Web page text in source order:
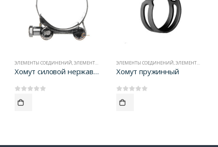
ЭЛЕМЕНТЫ СОЕДИНЕНИЙ,ЭЛЕМЕНТЫ СОЕДИНЕНИЯ
Хомут силовой нержавеющий W2
ЭЛЕМЕНТЫ СОЕДИНЕНИЙ,ЭЛЕМЕНТЫ СОЕДИНЕНИЯ
Хомут пружинный